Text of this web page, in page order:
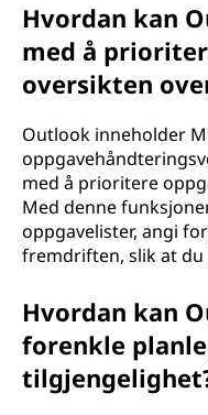
Hvordan kan
med å
oversikten
Outlook inneholder
med å prioritere
Med denne
oppgavelister, angi
fremdriften, slik at
Hvordan kan
forenkle